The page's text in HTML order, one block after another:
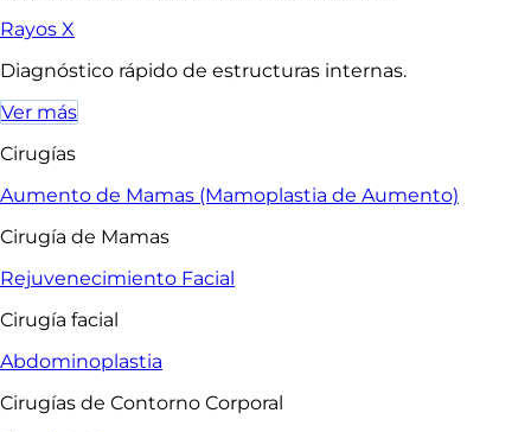
Rayos X
Diagnóstico rápido de estructuras internas.
Ver más
Cirugías
Aumento de Mamas (Mamoplastia de Aumento)
Cirugía de Mamas
Rejuvenecimiento Facial
Cirugía facial
Abdominoplastia
Cirugías de Contorno Corporal